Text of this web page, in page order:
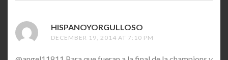
HISPANOYORGULLOSO
DECEMBER 19, 2014 AT 7:10 PM